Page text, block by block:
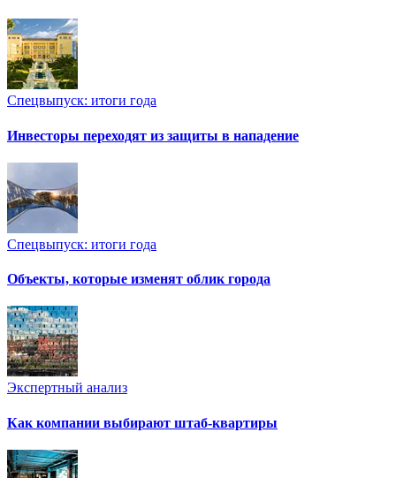
Спецвыпуск: итоги года
Инвесторы переходят из защиты в нападение
Спецвыпуск: итоги года
Объекты, которые изменят облик города
Экспертный анализ
Как компании выбирают штаб-квартиры